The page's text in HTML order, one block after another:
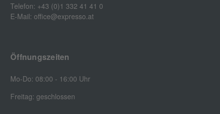
Telefon: +43 (0)1 332 41 41 0
E-Mail: office@expresso.at
Öffnungszeiten
Mo-Do: 08:00 - 16:00 Uhr
Freitag: geschlossen